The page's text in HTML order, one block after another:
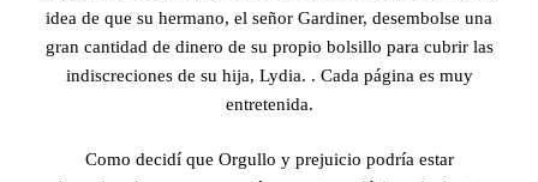
idea de que su hermano, el señor Gardiner, desembolse una
gran cantidad de dinero de su propio bolsillo para cubrir las
indiscreciones de su hija, Lydia. . Cada página es muy
entretenida.
Como decidí que Orgullo y prejuicio podría estar